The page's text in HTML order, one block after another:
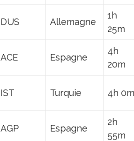
DUS Allemagne
1h
25m
ACE Espagne
4h
20m
IST Turquie 4h 0m
AGP Espagne
2h
55m